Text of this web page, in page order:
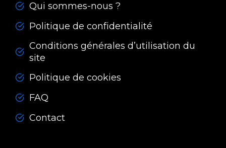
Qui sommes-nous ?
Politique de confidentialité
Conditions générales d’utilisation du
site
Politique de cookies
FAQ
Contact